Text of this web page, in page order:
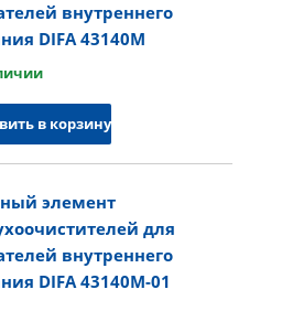
внутреннего
DIFA 43140M
в корзину
элемент
для
внутреннего
DIFA 43140M-01